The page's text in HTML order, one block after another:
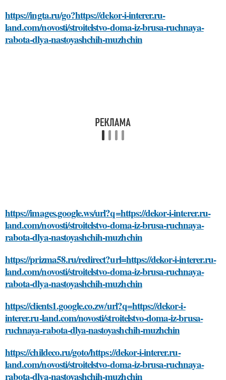
https://ingta.ru/go?https://dekor-i-interer.ru-
land.com/novosti/stroitelstvo-doma-iz-brusa-ruchnaya-
rabota-dlya-nastoyashchih-muzhchin
https://images.google.ws/url?q=https://dekor-i-interer.ru-
land.com/novosti/stroitelstvo-doma-iz-brusa-ruchnaya-
rabota-dlya-nastoyashchih-muzhchin
https://prizma58.ru/redirect?url=https://dekor-i-interer.ru-
land.com/novosti/stroitelstvo-doma-iz-brusa-ruchnaya-
rabota-dlya-nastoyashchih-muzhchin
https://clients1.google.co.zw/url?q=https://dekor-i-
interer.ru-land.com/novosti/stroitelstvo-doma-iz-brusa-
ruchnaya-rabota-dlya-nastoyashchih-muzhchin
https://childeco.ru/goto/https://dekor-i-interer.ru-
land.com/novosti/stroitelstvo-doma-iz-brusa-ruchnaya-
rabota-dlya-nastoyashchih-muzhchin